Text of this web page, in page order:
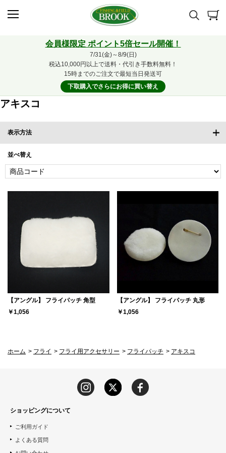
会員様限定 ポイント5倍セール開催！
7/31(金)～8/9(日)
税込10,000円以上で送料・代引き手数料無料！
15時までのご注文で最短当日発送可
下取購入でさらにお得に買い替え
アキスコ
表示方法
並べ替え
【アングル】 フライパッチ 角型
￥1,056
【アングル】 フライパッチ 丸形
￥1,056
ホーム > フライ > フライ用アクセサリー > フライパッチ > アキスコ
ショッピングについて
ご利用ガイド
よくある質問